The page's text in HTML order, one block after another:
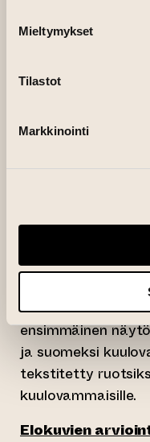
Mieltymykset
Tilastot
Markkinointi
Vuoden 2026 LUX-
ehdokaselokuvat
It Was Just an
Sentimental Value
Ehdokaselokuvia
tapahtuman
Näytökset
Suomen-toimisto
kulttuurivirasto
tekstitetty
Deaf (Sorda)
ensimmäinen
ja suomeksi
tekstitetty
kuulovammaisille.
Elokuvien